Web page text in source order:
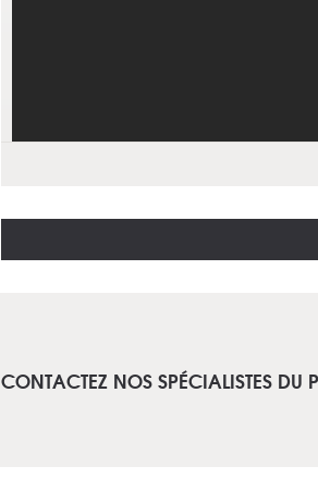
CONTACTEZ NOS SPÉCIALISTES DU